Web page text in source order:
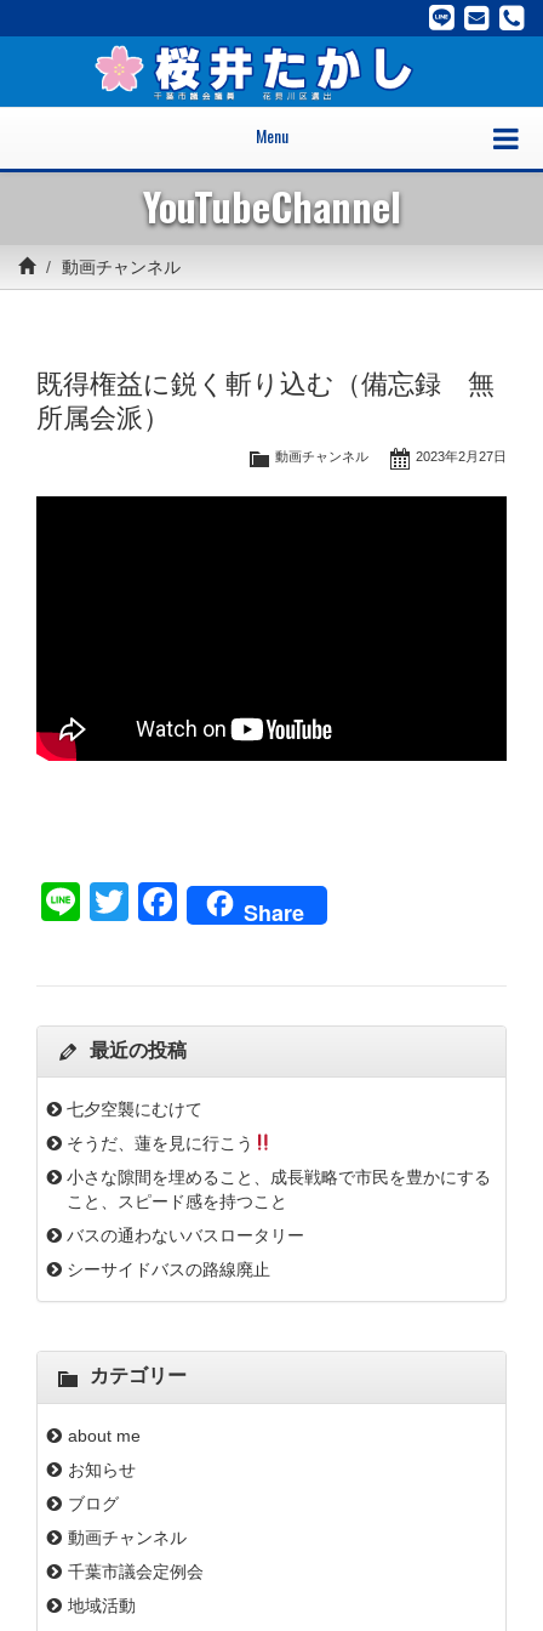
Menu
YouTubeChannel
動画チャンネル
既得権益に鋭く斬り込む（備忘録 無
所属会派）
2023年2月27日
動画チャンネル
LineTwitterFacebook
Share
最近の投稿
七夕空襲にむけて
そうだ、蓮を見に行こう
小さな隙間を埋めること、成長戦略で市民を豊かにする
こと、スピード感を持つこと
バスの通わないバスロータリー
シーサイドバスの路線廃止
カテゴリー
about me
お知らせ
ブログ
動画チャンネル
千葉市議会定例会
地域活動